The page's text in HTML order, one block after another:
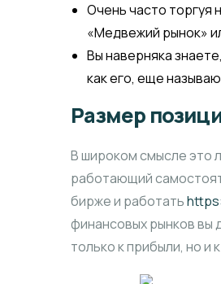
Очень часто торгуя
«Медвежий рынок»
Вы наверняка
как его, еще
Размер
В широком смысле это
работающий
бирже и работать
финансовых рынков вы
только к прибыли, но и